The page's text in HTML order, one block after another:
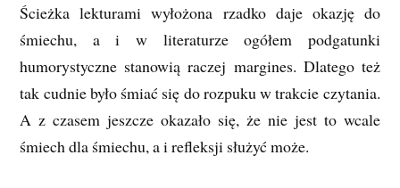
Ścieżka lekturami wyłożona rzadko daje okazję do
śmiechu, a i w literaturze ogółem podgatunki
humorystyczne stanowią raczej margines. Dlatego też
tak cudnie było śmiać się do rozpuku w trakcie czytania.
A z czasem jeszcze okazało się, że nie jest to wcale
śmiech dla śmiechu, a i refleksji służyć może.